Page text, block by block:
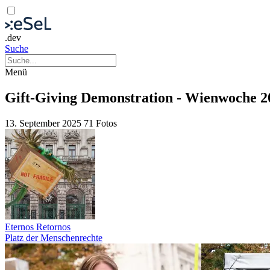
.dev
Suche
Menü
Gift-Giving Demonstration - Wienwoche
13. September 2025 71 Fotos
Eternos Retornos
Platz der Menschenrechte